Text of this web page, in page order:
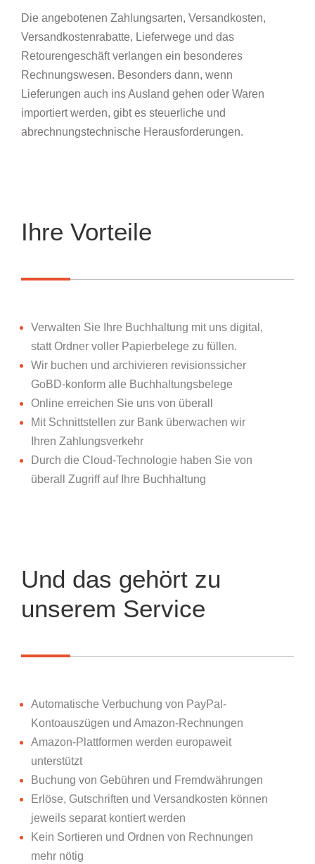
Die angebotenen Zahlungsarten, Versandkosten,
Versandkostenrabatte, Lieferwege und das
Retourengeschäft verlangen ein besonderes
Rechnungswesen. Besonders dann, wenn
Lieferungen auch ins Ausland gehen oder Waren
importiert werden, gibt es steuerliche und
abrechnungstechnische Herausforderungen.
Ihre Vorteile
Verwalten Sie Ihre Buchhaltung mit uns digital,
statt Ordner voller Papierbelege zu füllen.
Wir buchen und archivieren revisionssicher
GoBD-konform alle Buchhaltungsbelege
Online erreichen Sie uns von überall
Mit Schnittstellen zur Bank überwachen wir
Ihren Zahlungsverkehr
Durch die Cloud-Technologie haben Sie von
überall Zugriff auf Ihre Buchhaltung
Und das gehört zu
unserem Service
Automatische Verbuchung von PayPal-
Kontoauszügen und Amazon-Rechnungen
Amazon-Plattformen werden europaweit
unterstützt
Buchung von Gebühren und Fremdwährungen
Erlöse, Gutschriften und Versandkosten können
jeweils separat kontiert werden
Kein Sortieren und Ordnen von Rechnungen
mehr nötig